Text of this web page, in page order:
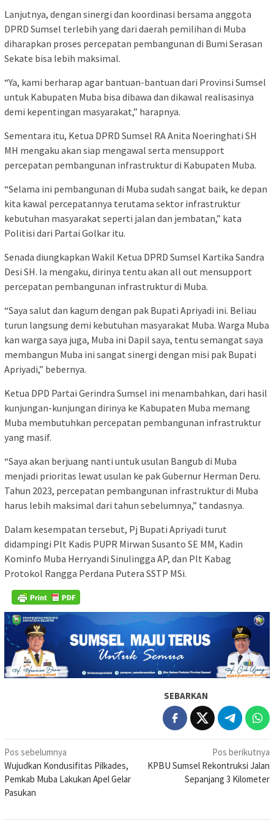
Lanjutnya, dengan sinergi dan koordinasi bersama anggota
DPRD Sumsel terlebih yang dari daerah pemilihan di Muba
diharapkan proses percepatan pembangunan di Bumi Serasan
Sekate bisa lebih maksimal.
“Ya, kami berharap agar bantuan-bantuan dari Provinsi Sumsel
untuk Kabupaten Muba bisa dibawa dan dikawal realisasinya
demi kepentingan masyarakat,” harapnya.
Sementara itu, Ketua DPRD Sumsel RA Anita Noeringhati SH
MH mengaku akan siap mengawal serta mensupport
percepatan pembangunan infrastruktur di Kabupaten Muba.
“Selama ini pembangunan di Muba sudah sangat baik, ke depan
kita kawal percepatannya terutama sektor infrastruktur
kebutuhan masyarakat seperti jalan dan jembatan,” kata
Politisi dari Partai Golkar itu.
Senada diungkapkan Wakil Ketua DPRD Sumsel Kartika Sandra
Desi SH. Ia mengaku, dirinya tentu akan all out mensupport
percepatan pembangunan infrastruktur di Muba.
“Saya salut dan kagum dengan pak Bupati Apriyadi ini. Beliau
turun langsung demi kebutuhan masyarakat Muba. Warga Muba
kan warga saya juga, Muba ini Dapil saya, tentu semangat saya
membangun Muba ini sangat sinergi dengan misi pak Bupati
Apriyadi,” bebernya.
Ketua DPD Partai Gerindra Sumsel ini menambahkan, dari hasil
kunjungan-kunjungan dirinya ke Kabupaten Muba memang
Muba membutuhkan percepatan pembangunan infrastruktur
yang masif.
“Saya akan berjuang nanti untuk usulan Bangub di Muba
menjadi prioritas lewat usulan ke pak Gubernur Herman Deru.
Tahun 2023, percepatan pembangunan infrastruktur di Muba
harus lebih maksimal dari tahun sebelumnya,” tandasnya.
Dalam kesempatan tersebut, Pj Bupati Apriyadi turut
didampingi Plt Kadis PUPR Mirwan Susanto SE MM, Kadin
Kominfo Muba Herryandi Sinulingga AP, dan Plt Kabag
Protokol Rangga Perdana Putera SSTP MSi.
SEBARKAN
Navigasi
pos
Pos sebelumnya
Wujudkan Kondusifitas Pilkades,
Pemkab Muba Lakukan Apel Gelar
Pasukan
Pos berikutnya
KPBU Sumsel Rekontruksi Jalan
Sepanjang 3 Kilometer